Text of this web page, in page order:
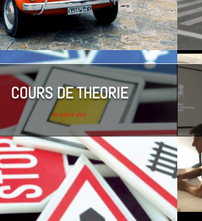
COURS DE THEORIE
en savoir plus